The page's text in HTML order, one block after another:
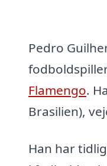
Pedro
Flamengo.
Brasilien),
Han har